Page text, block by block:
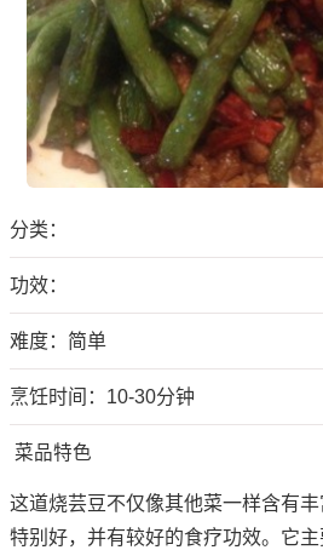
分类：
功效：
难度：简单
烹饪时间：10-30分钟
菜品特色
这道烧芸豆不仅像其他菜一样含有
特别好，并有较好的食疗功效。它